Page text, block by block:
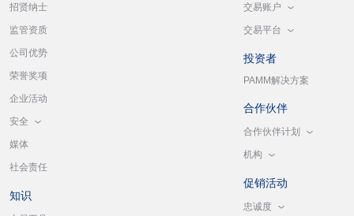
招贤纳士
监管资质
公司优势
荣誉奖项
企业活动
安全
媒体
社会责任
知识
交易账户
交易平台
投资者
PAMM解决方案
合作伙伴
合作伙伴计划
机构
促销活动
忠诚度